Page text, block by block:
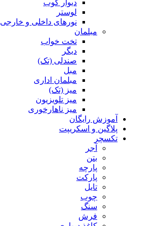
دیوار کوب
لوستر
نورهای داخلی و خارجی
مبلمان
تخت خواب
دیگر
صندلی (تک)
مبل
مبلمان اداری
میز (تک)
میز تلویزیون
میز ناهارخوری
آموزش رایگان
پلاگین و اسکریپت
تکسچر
آجر
بتن
پارچه
پارکت
تایل
چوب
سنگ
فرش